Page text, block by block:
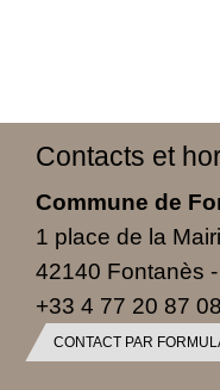
Contacts et
Commune de
1 place de la
42140 Fontanès
+33 4 77 20 87 08
CONTACT PAR